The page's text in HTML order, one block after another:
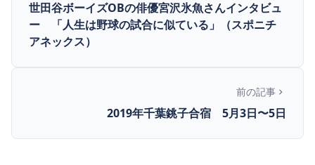
世田谷ボーイズOBの俳優宮沢氷魚さんインタビュ
ー 「人生は野球の試合に似ている」（スポニチ
アネックス）
前の記事
2019年千葉銚子合宿 5月3日〜5日